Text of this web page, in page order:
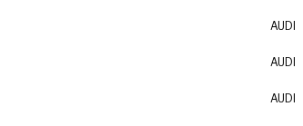
AUDI
AUDI
AUDI